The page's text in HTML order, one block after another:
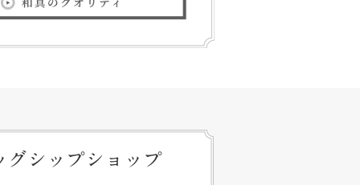
グシップショップ